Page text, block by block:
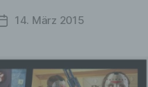
Veröffentlichungsdatum
14. März 2015